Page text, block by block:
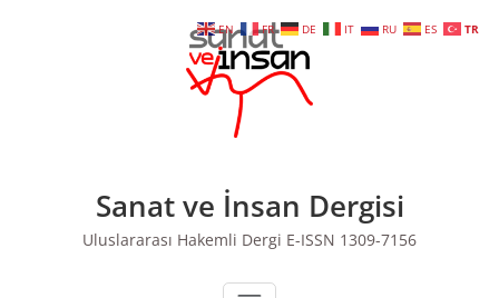
Sanat ve İnsan Dergisi
Uluslararası Hakemli Dergi E-ISSN 1309-7156
EN FR DE IT RU ES TR